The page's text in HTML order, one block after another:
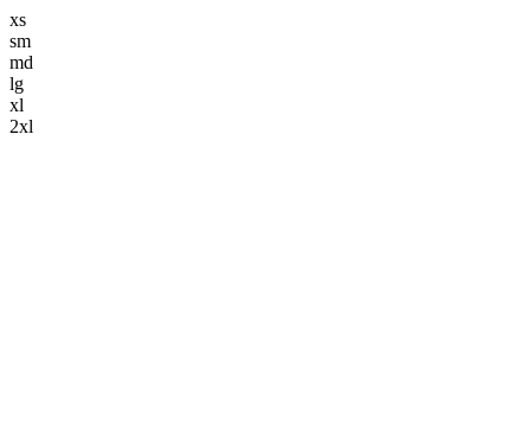
xs
sm
md
lg
xl
2xl